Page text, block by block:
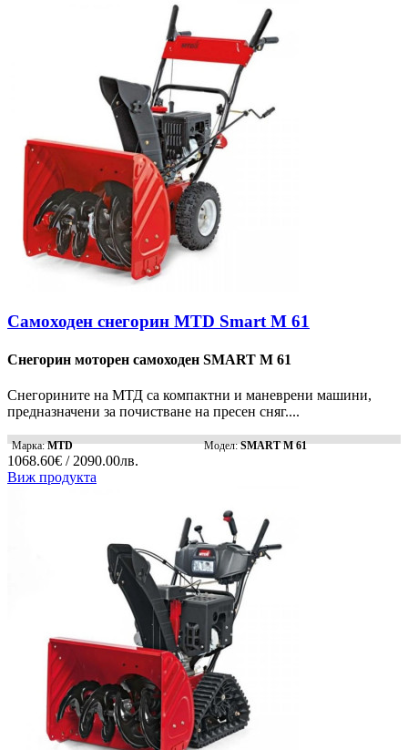
Самоходен снегорин MTD Smart M 61
Снегорин моторен самоходен SMART М 61
Снегорините на МТД са компактни и маневрени машини,
предназначени за почистване на пресен сняг....
Марка:MTD Модел:SMART М 61
1068.60€ / 2090.00лв.
Виж продукта